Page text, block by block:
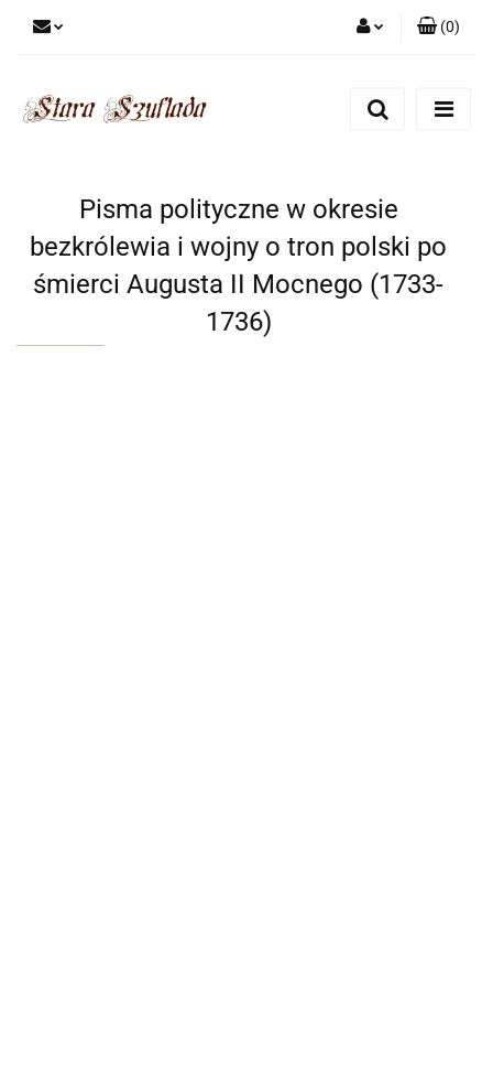
Zarejestruj się
(0)
Pisma polityczne w okresie
bezkrólewia i wojny o tron polski po
śmierci Augusta II Mocnego (1733-
1736)